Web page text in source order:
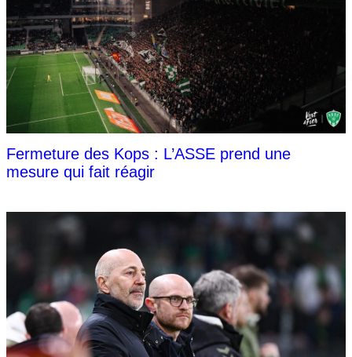
Fermeture des Kops : L’ASSE prend une
mesure qui fait réagir